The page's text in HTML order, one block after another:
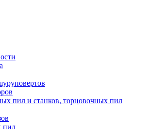
пил и станков, торцовочных пил
пил